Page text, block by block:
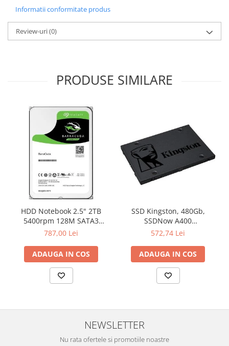
Informatii conformitate produs
Review-uri(0)
PRODUSE SIMILARE
HDD Notebook 2.5" 2TB
5400rpm 128M SATA3
SEAGATE
787,00 Lei
ADAUGA IN COS
SSD Kingston, 480Gb,
SSDNow A400
"SA400S37/480G"
572,74 Lei
ADAUGA IN COS
NEWSLETTER
Nu rata ofertele si promotiile noastre